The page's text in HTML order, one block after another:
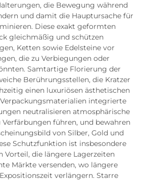
die Bewegung während
und damit die Hauptursache für
Diese exakt geformten
gleichmäßig und schützen
Ketten sowie Edelsteine vor
die zu Verbiegungen oder
Samtartige Florierung der
Berührungsstellen, die Kratzer
einen luxuriösen ästhetischen
Verpackungsmaterialien integrierte
neutralisieren atmosphärische
führen, und bewahren
von Silber, Gold und
Schutzfunktion ist insbesondere
Vorteil, die längere Lagerzeiten
Märkte versenden, wo längere
verlängern. Starre